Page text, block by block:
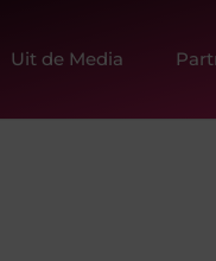
Uit de Media